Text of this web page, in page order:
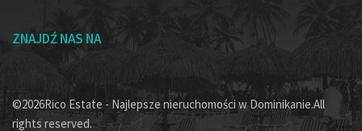
ZNAJDŹ NAS NA
©2026Rico Estate - Najlepsze nieruchomości w Dominikanie.All
rights reserved.